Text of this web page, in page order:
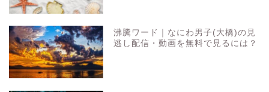
沸騰ワード｜なにわ男子(大橋)の見
逃し配信・動画を無料で見るには？